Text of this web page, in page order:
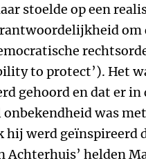
stoelde op een
om
to protect’). Het
gehoord en dat er in
was
hij werd geïnspireerd
Achterhuis’ helden